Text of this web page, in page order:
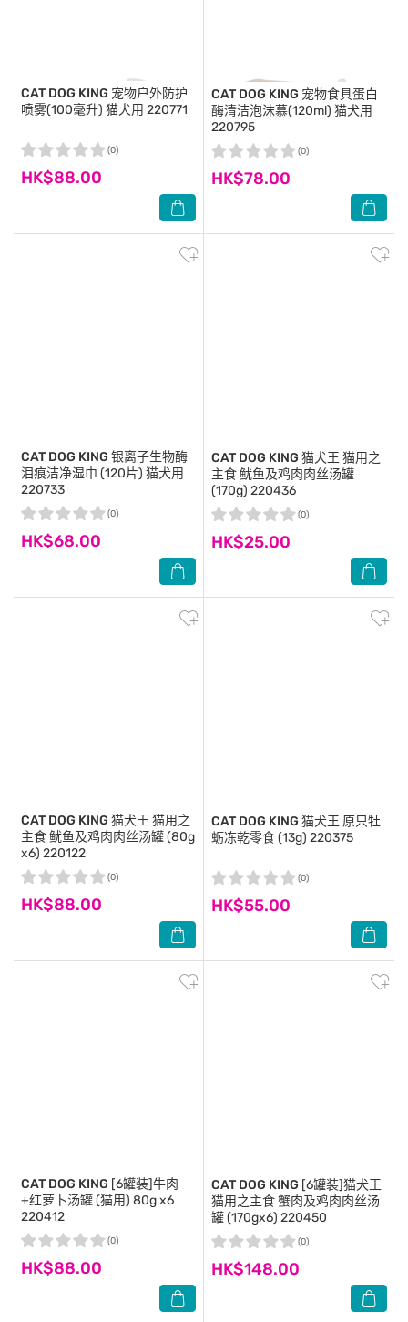
CAT DOG KING 宠物户外防护
喷雾(100毫升) 猫犬用 220771
HK$88.00
(0)
CAT DOG KING 宠物食具蛋白
酶清洁泡沫慕(120ml) 猫犬用
220795
HK$78.00
(0)
CAT DOG KING 银离子生物酶
泪痕洁净湿巾 (120片) 猫犬用
220733
HK$68.00
(0)
CAT DOG KING 猫犬王 猫用之
主食 鱿鱼及鸡肉肉丝汤罐
(170g) 220436
HK$25.00
(0)
CAT DOG KING 猫犬王 猫用之
主食 鱿鱼及鸡肉肉丝汤罐 (80g
x6) 220122
HK$88.00
(0)
CAT DOG KING 猫犬王 原只牡
蛎冻乾零食 (13g) 220375
HK$55.00
(0)
CAT DOG KING [6罐装]牛肉
+红萝卜汤罐 (猫用) 80g x6
220412
HK$88.00
(0)
CAT DOG KING [6罐装]猫犬王
猫用之主食 蟹肉及鸡肉肉丝汤
罐 (170gx6) 220450
HK$148.00
(0)